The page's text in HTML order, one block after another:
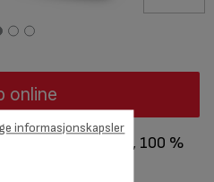
online
energibesparende, 100 %
informasjonskapsler